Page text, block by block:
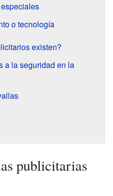
o tecnología
existen?
a la seguridad en la
publicitarias